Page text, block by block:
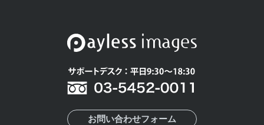
お問い合わせフォーム